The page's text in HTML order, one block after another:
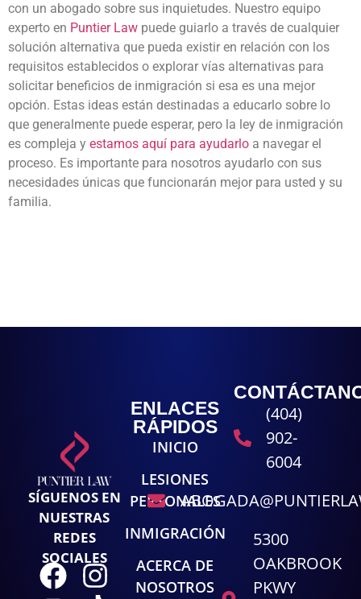
con un abogado sobre sus inquietudes. Nuestro equipo
experto en Puntier Law puede guiarlo a través de cualquier
solución alternativa que pueda existir en relación con los
requisitos establecidos o explorar vías alternativas para
solicitar beneficios de inmigración si esa es una mejor
opción. Estas ideas están destinadas a educarlo sobre lo
que generalmente puede esperar, pero la ley de inmigración
es compleja y estamos aquí para ayudarlo a navegar el
proceso. Es importante para nosotros ayudarlo con sus
necesidades únicas que funcionarán mejor para usted y su
familia.
SÍGUENOS EN
NUESTRAS
REDES
SOCIALES
ENLACES
RÁPIDOS
INICIO
LESIONES
PERSONALES
INMIGRACIÓN
ACERCA DE
NOSOTROS
(404)
902-
6004
5300
OAKBROOK
PKWY